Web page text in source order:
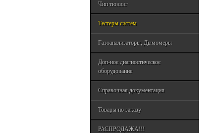
Чип тюнинг
Тестеры систем
Газоанализаторы, Дымомеры
Доп-ное диагностическое
оборудование
Справочная документация
Товары по заказу
РАСПРОДАЖА!!!